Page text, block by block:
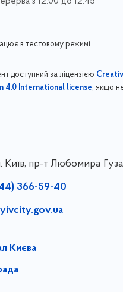
в тестовому режимі
доступний за ліцензією
4.0 International license, якщо
Київ, пр-т Любомира
366-59-40
Києва